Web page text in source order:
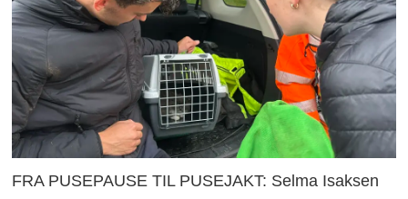
FRA PUSEPAUSE TIL PUSEJAKT: Selma Isaksen